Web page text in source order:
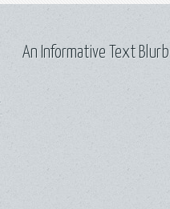
An Informative Text Blurb